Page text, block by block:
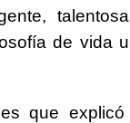
de vida
que